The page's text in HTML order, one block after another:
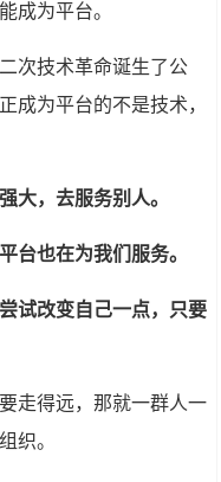
成为平台。
次技术革命诞生了公
成为平台的不是技术，
大，去服务别人。
台也在为我们服务。
试改变自己一点，只要
走得远，那就一群人一
织。